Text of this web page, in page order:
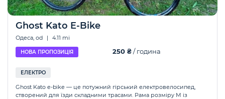
Ghost Kato E-Bike
Одеса, od | 4.11 mi
НОВА ПРОПОЗИЦІЯ 250 ₴/ година
ЕЛЕКТРО
Ghost Kato e-bike — це потужний гірський електровелосипед,
створений для їзди складними трасами. Рама розміру М із